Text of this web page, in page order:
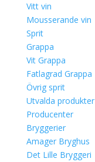
Vitt vin
Mousserande vin
Sprit
Grappa
Vit Grappa
Fatlagrad Grappa
Övrig sprit
Utvalda produkter
Producenter
Bryggerier
Amager Bryghus
Det Lille Bryggeri